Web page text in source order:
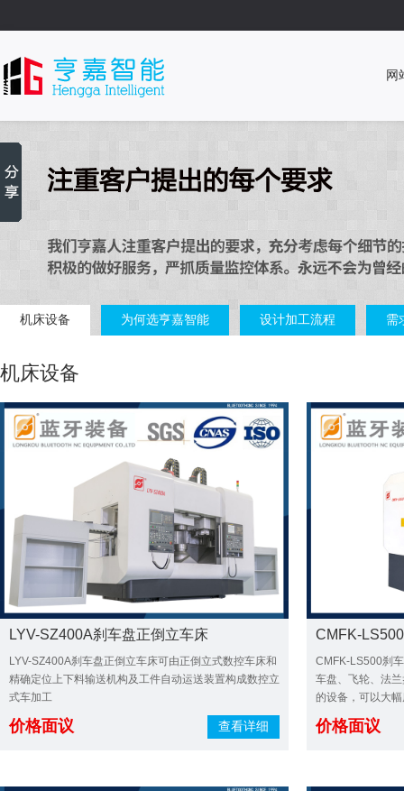
网
机床设备 为何选亨嘉智能 设计加工流程 需
机床设备
LYV-SZ400A刹车盘正倒立车床
LYV-SZ400A刹车盘正倒立车床可由正倒立式数控车床和
精确定位上下料输送机构及工件自动运送装置构成数控立
式车加工
查看详细
价格面议
CMFK-
CMFK-LS500刹
车盘、飞轮、法
的设备，可以大
价格面议